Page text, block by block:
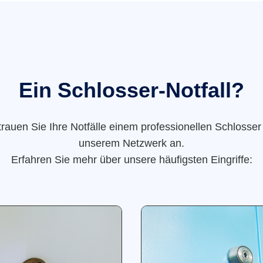
Ein Schlosser-Notfall?
Sie Ihre Notfälle einem professionellen
unserem Netzwerk an.
Erfahren Sie mehr über unsere häufigsten Eingriffe: